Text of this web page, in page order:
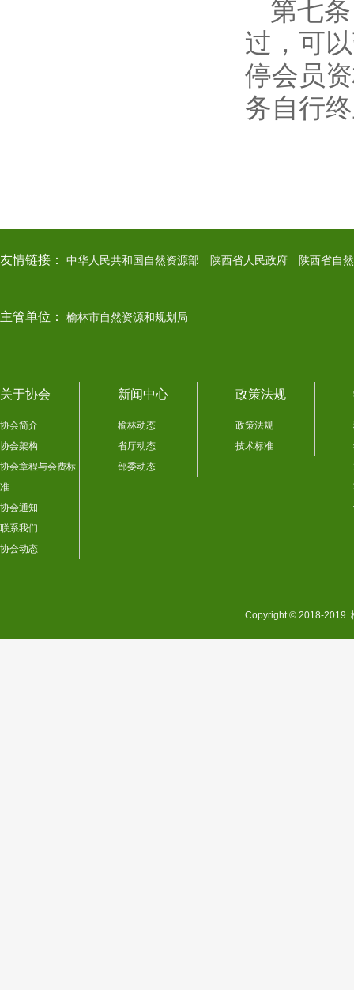
第七
过，可
停会员
务自行
友情链接： 中华人民共和国自然资源部 陕西省人民政府 陕西省自
主管单位： 榆林市自然资源和规划局
关于协会
协会简介
协会架构
协会章程与会费标
准
协会通知
联系我们
协会动态
新闻中心
榆林动态
省厅动态
部委动态
政策法规
政策法规
技术标准
Copyright © 2018-2019